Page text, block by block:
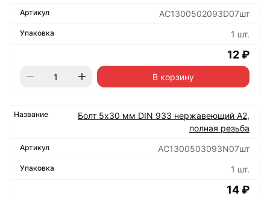
АС1300502093D07шт
1 шт.
12 ₽
В корзину
Болт 5х30 мм DIN 933 нержавеющий А2,
полная резьба
АС1300503093N07шт
1 шт.
14 ₽